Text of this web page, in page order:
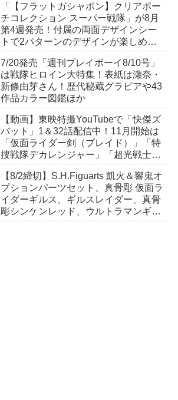
かす！
「【フラットガシャポン】クリアポー
チコレクション スーパー戦隊」が8月
第4週発売！付属の両面デザインシー
トで2パターンのデザインが楽しめ
7/20発売「週刊プレイボーイ8/10号」
は戦隊ヒロイン大特集！表紙は瀬奈・
新條由芽さん！歴代秘蔵グラビアや43
作品カラー図鑑ほか
【動画】東映特撮YouTubeで「快傑ズ
バット」1＆32話配信中！11月開始は
「仮面ライダー剣（ブレイド）」「特
捜戦隊デカレンジャー」「超光戦士シ
【8/2締切】S.H.Figuarts 凱火＆響鬼オ
プションパーツセット、真骨彫 仮面ラ
イダーギルス、ギルスレイダー、真骨
彫シンケンレッド、ウルトラマンギン